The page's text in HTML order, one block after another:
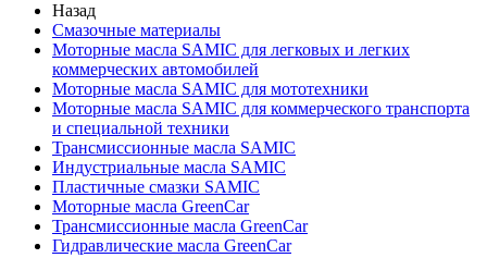
Назад
Смазочные материалы
Моторные масла SAMIC для легковых и легких
коммерческих автомобилей
Моторные масла SAMIC для мототехники
Моторные масла SAMIC для коммерческого транспорта
и специальной техники
Трансмиссионные масла SAMIC
Индустриальные масла SAMIC
Пластичные смазки SAMIC
Моторные масла GreenCar
Трансмиссионные масла GreenCar
Гидравлические масла GreenCar